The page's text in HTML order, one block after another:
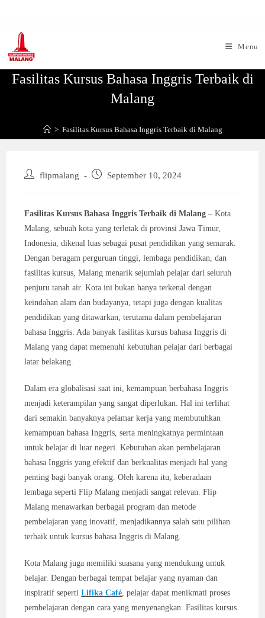
content
Menu
Fasilitas Kursus Bahasa Inggris Terbaik di
Malang
> Fasilitas Kursus Bahasa Inggris Terbaik di Malang
Post
flipmalang
Post
September 10, 2024
Fasilitas Kursus Bahasa Inggris Terbaik di Malang – Kota
Malang, sebuah kota yang terletak di provinsi Jawa Timur,
Indonesia, dikenal luas sebagai pusat pendidikan yang semarak.
Dengan beragam perguruan tinggi, lembaga pendidikan, dan
fasilitas kursus, Malang menarik sejumlah pelajar dari seluruh
penjuru tanah air. Kota ini bukan hanya terkenal dengan
keindahan alam dan budayanya, tetapi juga dengan kualitas
pendidikan yang ditawarkan, terutama dalam pembelajaran
bahasa Inggris. Ada banyak fasilitas kursus bahasa Inggris di
Malang yang dapat memenuhi kebutuhan pelajar dari berbagai
latar belakang.
Dalam era globalisasi saat ini, kemampuan berbahasa Inggris
menjadi keterampilan yang sangat diperlukan. Hal ini terlihat
dari semakin banyaknya pelamar kerja yang membutuhkan
kemampuan bahasa Inggris, serta meningkatnya permintaan
untuk belajar di luar negeri. Kebutuhan akan pembelajaran
bahasa Inggris yang efektif dan berkualitas menjadi hal yang
penting bagi banyak orang. Oleh karena itu, keberadaan
lembaga seperti Flip Malang menjadi sangat relevan. Flip
Malang menawarkan berbagai program dan metode
pembelajaran yang inovatif, menjadikannya salah satu pilihan
terbaik untuk kursus bahasa Inggris di Malang.
Kota Malang juga memiliki suasana yang mendukung untuk
belajar. Dengan berbagai tempat belajar yang nyaman dan
inspiratif sepertiLifika Café, pelajar dapat menikmati proses
pembelajaran dengan cara yang menyenangkan. Fasilitas kursus